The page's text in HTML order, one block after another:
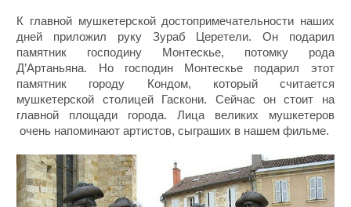
К главной мушкетерской достопримечательности наших
дней приложил руку Зураб Церетели. Он подарил
памятник господину Монтескье, потомку рода
Д’Артаньяна. Но господин Монтескье подарил этот
памятник городу Кондом, который считается
мушкетерской столицей Гаскони. Сейчас он стоит на
главной площади города. Лица великих мушкетеров
очень напоминают артистов, сыграших в нашем фильме.